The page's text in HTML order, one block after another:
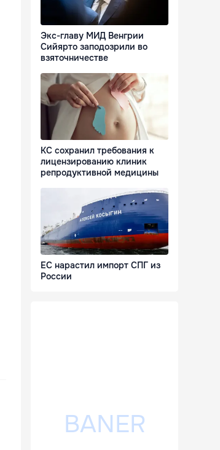
Экс-главу МИД Венгрии
Сийярто заподозрили во
взяточничестве
КС сохранил требования к
лицензированию клиник
репродуктивной медицины
ЕС нарастил импорт СПГ из
России